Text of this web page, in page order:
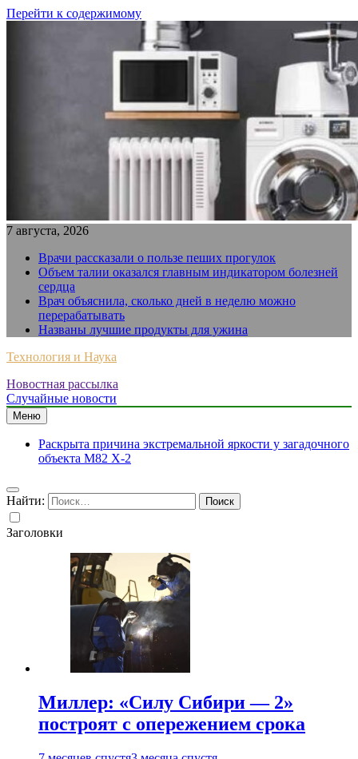
Перейти к содержимому
7 августа, 2026
Врачи рассказали о пользе пеших прогулок
Объем талии оказался главным индикатором болезней
сердца
Врач объяснила, сколько дней в неделю можно
перерабатывать
Названы лучшие продукты для ужина
Технология и Наука
Новостная рассылка
Случайные новости
Меню
Раскрыта причина экстремальной яркости у загадочного
объекта M82 X-2
Найти:
Заголовки
Миллер: «Силу Сибири — 2»
построят с опережением срока